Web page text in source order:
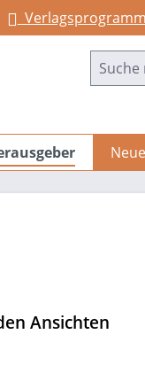
Ansichten